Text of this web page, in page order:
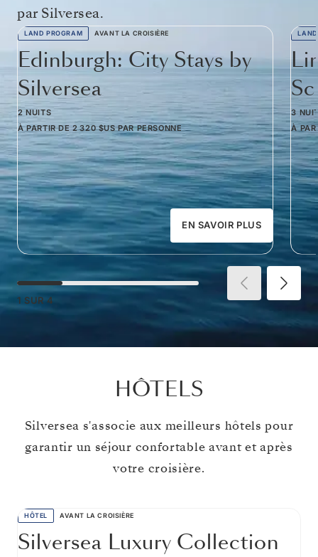
par Silversea.
LAND PROGRAM AVANT LA CROISIÈRE
Edinburgh: City Stays by
Silversea
2 NUITS
À PARTIR DE 2 320 $US PAR PERSONNE
EN SAVOIR PLUS
3
À
1 SUR 4
HÔTELS
Silversea s'associe aux meilleurs hôtels pour
garantir un séjour confortable avant et après
votre croisière.
HÔTEL AVANT LA CROISIÈRE
Silversea Luxury Collection